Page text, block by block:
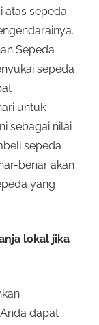
atas sepeda
Sepeda
sepeda
untuk
sebagai nilai
sepeda
benar akan
yang
lokal jika
dapat